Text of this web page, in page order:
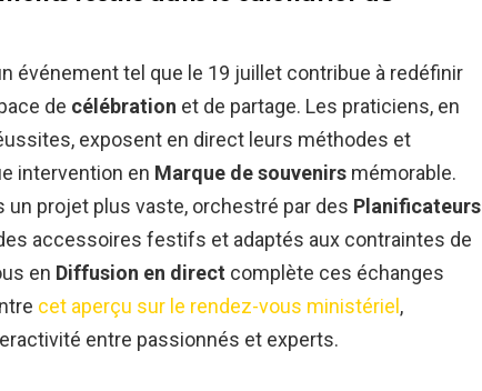
événement tel que le 19 juillet contribue à redéfinir
de célébration et de partage. Les praticiens, en
exposent en direct leurs méthodes et
intervention en Marque de souvenirs mémorable.
un projet plus vaste, orchestré par des Planificateurs
accessoires festifs et adaptés aux contraintes de
en Diffusion en direct complète ces échanges
cet aperçu sur le rendez-vous ministériel ,
entre passionnés et experts.